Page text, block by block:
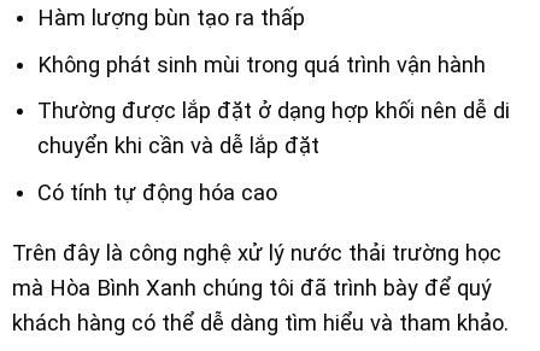
Hàm lượng bùn tạo ra thấp
Không phát sinh mùi trong quá trình vận hành
Thường được lắp đặt ở dạng hợp khối nên dễ di
chuyển khi cần và dễ lắp đặt
Có tính tự động hóa cao
Trên đây là công nghệ xử lý nước thải trường học
mà Hòa Bình Xanh chúng tôi đã trình bày để quý
khách hàng có thể dễ dàng tìm hiểu và tham khảo.